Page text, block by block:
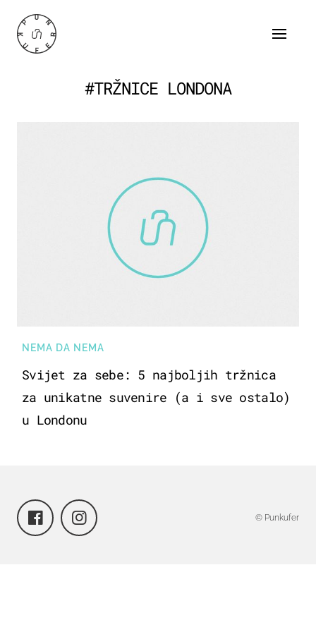
#TRŽNICE LONDONA
NEMA DA NEMA
Svijet za sebe: 5 najboljih tržnica
za unikatne suvenire (a i sve ostalo)
u Londonu
© Punkufer